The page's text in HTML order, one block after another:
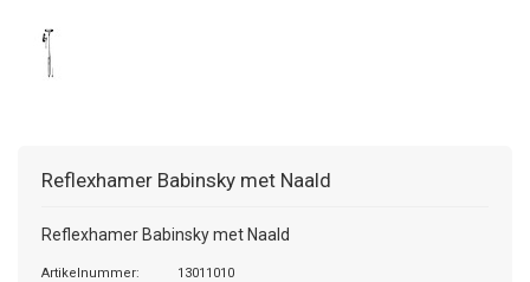
Reflexhamer Babinsky met Naald
Reflexhamer Babinsky met Naald
Artikelnummer:
13011010